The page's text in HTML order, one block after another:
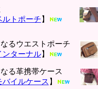
ルトポーチ 】
るウエストポーチ
ンターナル】
る革携帯ケース
イルケース 】